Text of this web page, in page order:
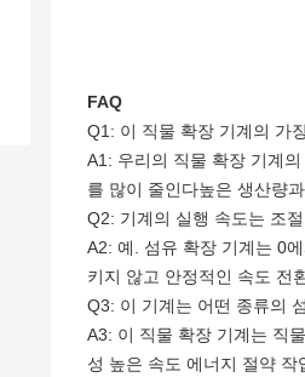
FAQ
Q1: 이 직물 확장 기계의 가
A1: 우리의 직물 확장 기계
를 많이 줄인다높은 생산량
Q2: 기계의 실행 속도는 조
A2: 예. 섬유 확장 기계는 0
키지 않고 안정적인 속도 전
Q3: 이 기계는 어떤 종류의
A3: 이 직물 확장 기계는 직
성 높은 속도 에너지 절약